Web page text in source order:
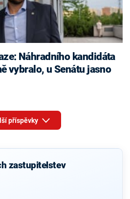
Náhradního kandidáta
vybralo, u Senátu jasno
příspěvky
zastupitelstev